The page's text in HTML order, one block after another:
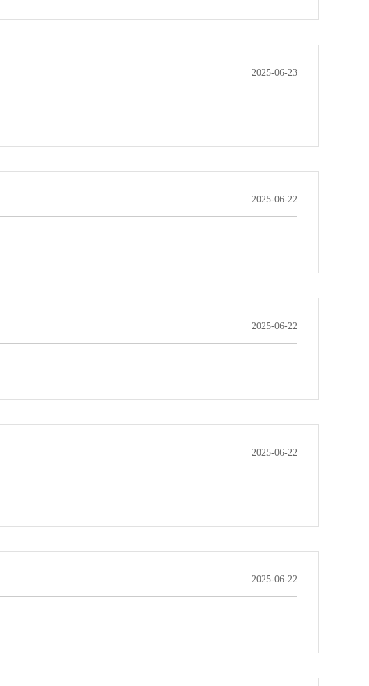
2025-06-23
2025-06-22
2025-06-22
2025-06-22
2025-06-22